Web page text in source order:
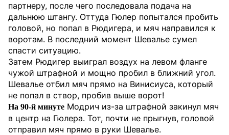
партнеру, после чего последовала подача на
дальнюю штангу. Оттуда Гюлер попытался пробить
головой, но попал в Рюдигера, и мяч направился к
воротам. В последний момент Шевалье сумел
спасти ситуацию.
Затем Рюдигер выиграл воздух на левом фланге
чужой штрафной и мощно пробил в ближний угол.
Шевалье отбил мяч прямо на Винисиуса, который
не попал в створ, пробив выше ворот!
На 90-й минуте Модрич из-за штрафной закинул мяч
в центр на Гюлера. Тот, почти не прыгнув, головой
отправил мяч прямо в руки Шевалье.